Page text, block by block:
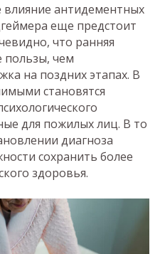
влияние антидементных
еще предстоит
что ранняя
пользы, чем
на поздних этапах. В
становятся
для пожилых лиц. В то
диагноза
сохранить более
здоровья.